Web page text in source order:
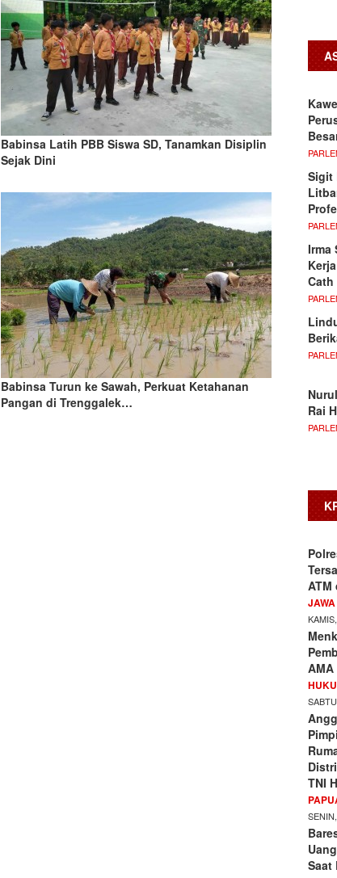
Babinsa Latih PBB Siswa SD, Tanamkan Disiplin
Sejak Dini
Babinsa Turun ke Sawah, Perkuat Ketahanan
Pangan di Trenggalek…
Sigit
Irma
Cath
Rai
ATM
TNI
Saat